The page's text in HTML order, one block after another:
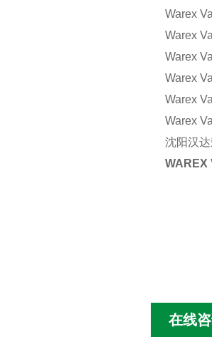
Warex
Warex
Warex
Warex
Warex
Warex
沈阳汉
WAREX
在线